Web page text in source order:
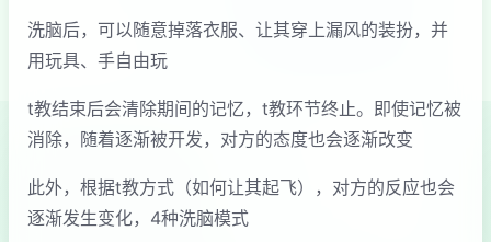
洗脑后，可以随意掉落衣服、让其穿上漏风的装扮，并
用玩具、手自由玩
t教结束后会清除期间的记忆，t教环节终止。即使记忆被
消除，随着逐渐被开发，对方的态度也会逐渐改变
此外，根据t教方式（如何让其起飞），对方的反应也会
逐渐发生变化，4种洗脑模式